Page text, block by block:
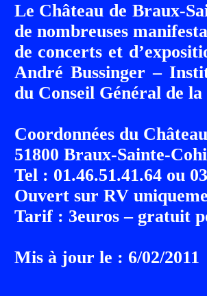
Le Château de Braux-
de nombreuses
de concerts et
André Bussinger –
du Conseil Général de
Coordonnées du
51800 Braux-Sainte-
Tel : 01.46.51.41.64 ou
Ouvert sur RV
Tarif : 3euros – gratuit
Mis à jour le : 6/02/2011